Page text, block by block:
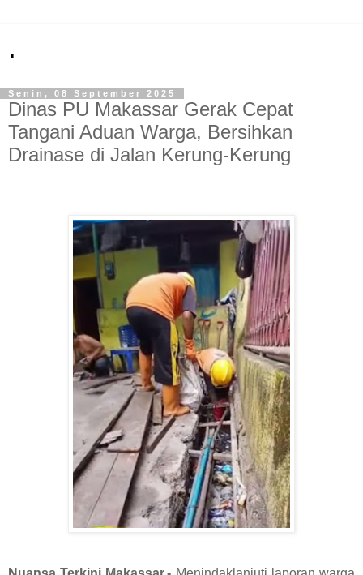
.
Senin, 08 September 2025
Dinas PU Makassar Gerak Cepat
Tangani Aduan Warga, Bersihkan
Drainase di Jalan Kerung-Kerung